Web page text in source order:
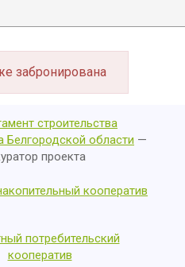
забронирована
строительства
Белгородской области —
проекта
кооператив
потребительский
кооператив